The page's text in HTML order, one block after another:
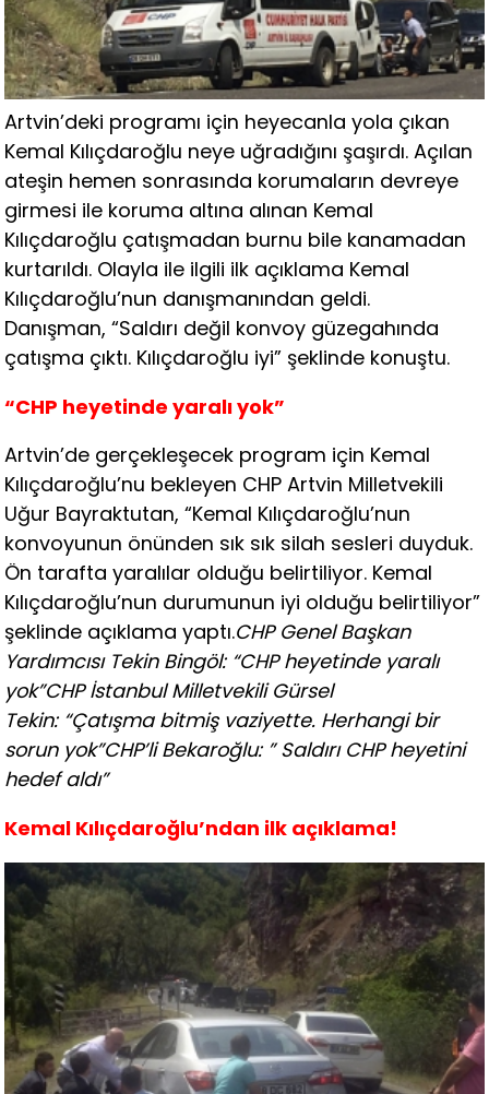
Artvin’deki programı için heyecanla yola çıkan
Kemal Kılıçdaroğlu neye uğradığını şaşırdı. Açılan
ateşin hemen sonrasında korumaların devreye
girmesi ile koruma altına alınan Kemal
Kılıçdaroğlu çatışmadan burnu bile kanamadan
kurtarıldı. Olayla ile ilgili ilk açıklama Kemal
Kılıçdaroğlu’nun danışmanından geldi.
Danışman, “Saldırı değil konvoy güzegahında
çatışma çıktı. Kılıçdaroğlu iyi” şeklinde konuştu.
“CHP heyetinde yaralı yok”
Artvin’de gerçekleşecek program için Kemal
Kılıçdaroğlu’nu bekleyen CHP Artvin Milletvekili
Uğur Bayraktutan, “Kemal Kılıçdaroğlu’nun
konvoyunun önünden sık sık silah sesleri duyduk.
Ön tarafta yaralılar olduğu belirtiliyor. Kemal
Kılıçdaroğlu’nun durumunun iyi olduğu belirtiliyor”
şeklinde açıklama yaptı.CHP Genel Başkan
Yardımcısı Tekin Bingöl: “CHP heyetinde yaralı
yok”CHP İstanbul Milletvekili Gürsel
Tekin: “Çatışma bitmiş vaziyette. Herhangi bir
sorun yok”CHP’li Bekaroğlu: ” Saldırı CHP heyetini
hedef aldı”
Kemal Kılıçdaroğlu’ndan ilk açıklama!